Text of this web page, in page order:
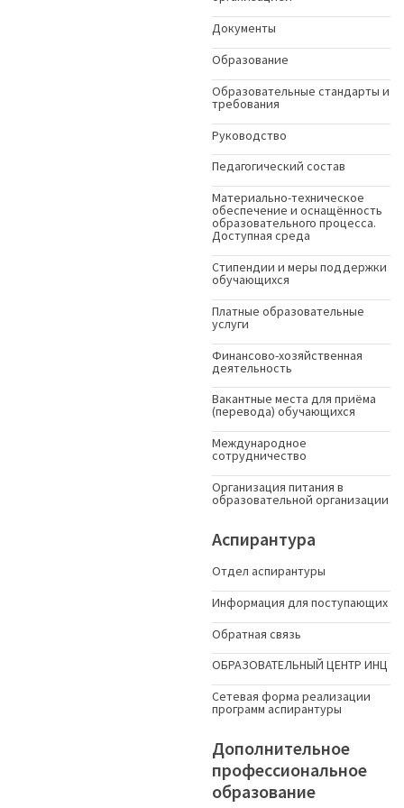
Документы
Образование
Образовательные стандарты и
требования
Руководство
Педагогический состав
Материально-техническое
обеспечение и оснащённость
образовательного процесса.
Доступная среда
Стипендии и меры поддержки
обучающихся
Платные образовательные
услуги
Финансово-хозяйственная
деятельность
Вакантные места для приёма
(перевода) обучающихся
Международное
сотрудничество
Организация питания в
образовательной организации
Аспирантура
Отдел аспирантуры
Информация для поступающих
Обратная связь
ОБРАЗОВАТЕЛЬНЫЙ ЦЕНТР ИНЦ
Сетевая форма реализации
программ аспирантуры
Дополнительное
профессиональное
образование